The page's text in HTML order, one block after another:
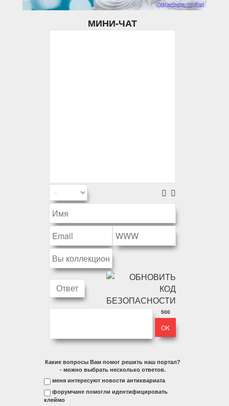
МИНИ-ЧАТ
500
Какие вопросы Вам помог решить наш портал?
- можно выбрать несколько ответов.
меня интересуют новости антиквариата
форумчане помогли идентифицировать
клеймо